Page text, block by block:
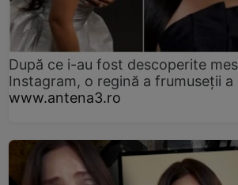
După ce i-au fost descoperite
Instagram, o regină a frumuseții
www.antena3.ro